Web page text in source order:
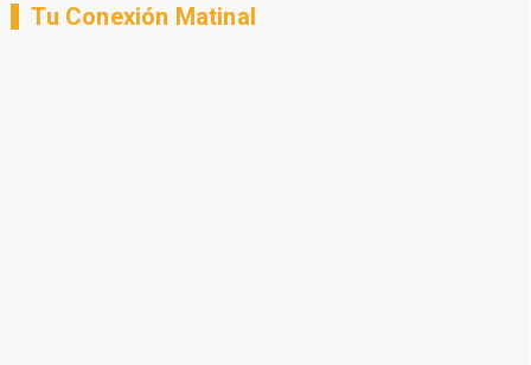
Tu Conexión Matinal